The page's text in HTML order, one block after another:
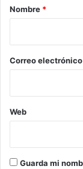
r
*
Nombre *
Correo electrónico
Web
Guarda mi